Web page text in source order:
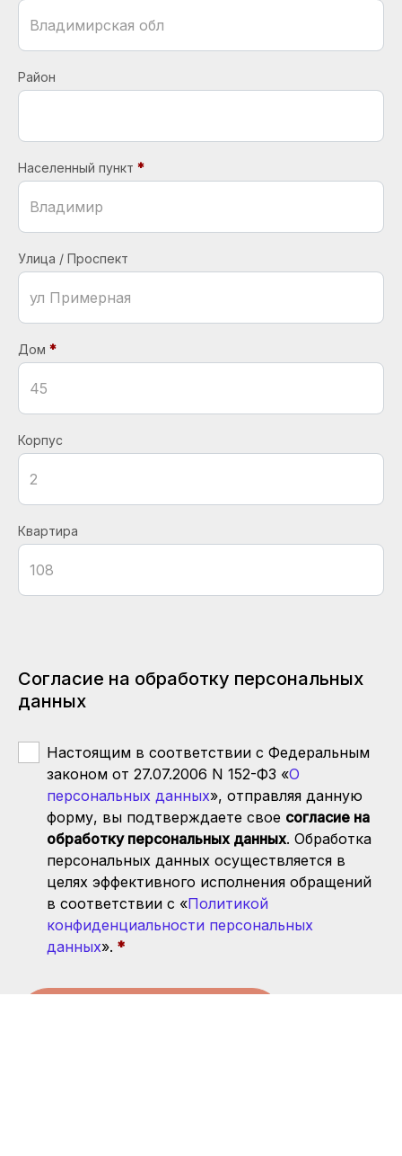
Район
Населенный пункт
Улица / Проспект
Дом
Корпус
Квартира
Согласие на обработку персональных
данных
Настоящим в соответствии с Федеральным
законом от 27.07.2006 N 152-ФЗ «О
персональных данных», отправляя данную
форму, вы подтверждаете свое согласие на
обработку персональных данных. Обработка
персональных данных осуществляется в
целях эффективного исполнения обращений
в соответствии с «Политикой
конфиденциальности персональных
данных».